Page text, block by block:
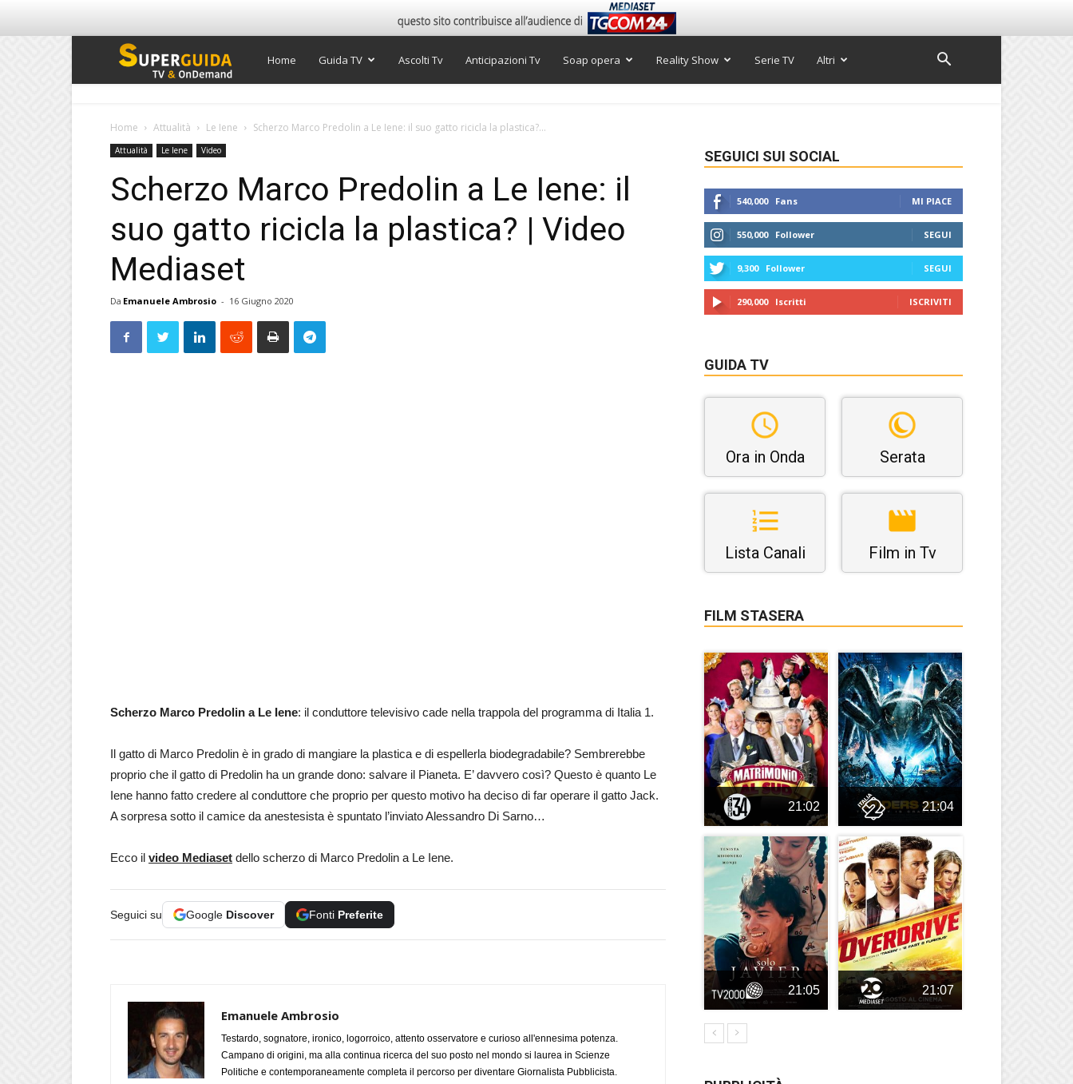
Super
Home Guida TV Ascolti Tv Anticipazioni Tv Soap opera Reality Show Serie TV Altri
Home Attualità Le Iene Scherzo Marco Predolin a Le Iene: il suo gatto ricicla la plastica?...
Attualità Le Iene Video
Scherzo Marco Predolin a Le Iene: il
suo gatto ricicla la plastica? | Video
Mediaset
Da Emanuele Ambrosio - 16 Giugno 2020
Scherzo Marco Predolin a Le Iene: il conduttore televisivo cade nella trappola del programma di Italia 1.
Il gatto di Marco Predolin è in grado di mangiare la plastica e di espellerla biodegradabile? Sembrerebbe
proprio che il gatto di Predolin ha un grande dono: salvare il Pianeta. E’ davvero così? Questo è quanto Le
Iene hanno fatto credere al conduttore che proprio per questo motivo ha deciso di far operare il gatto Jack.
A sorpresa sotto il camice da anestesista è spuntato l’inviato Alessandro Di Sarno…
Ecco il video Mediaset dello scherzo di Marco Predolin a Le Iene.
Seguici su Google Discover Fonti Preferite
Emanuele Ambrosio
Testardo, sognatore, ironico, logorroico, attento osservatore e curioso all'ennesima potenza.
Campano di origini, ma alla continua ricerca del suo posto nel mondo si laurea in Scienze
Politiche e contemporaneamente completa il percorso per diventare Giornalista Pubblicista.
SEGUICI SUI SOCIAL
540,000 Fans MI PIACE
550,000 Follower SEGUI
9,300 Follower SEGUI
290,000 Iscritti ISCRIVITI
GUIDA TV
Ora in Onda Serata
Lista Canali Film in Tv
FILM STASERA
21:02 21:04
21:05 21:07